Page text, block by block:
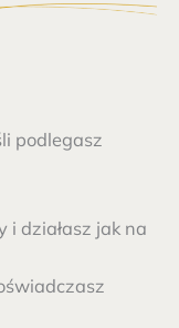
podlegasz
i działasz jak na